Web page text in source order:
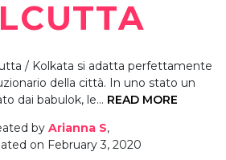
/ Kolkata si adatta perfettamente
della città. In uno stato un
dai babulok, le… READ MORE
by Arianna S,
on February 3, 2020